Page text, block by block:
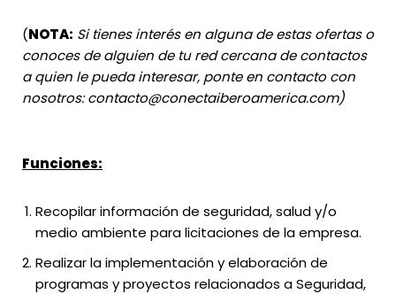
(NOTA: Si tienes interés en alguna de estas ofertas o
conoces de alguien de tu red cercana de contactos
a quien le pueda interesar, ponte en contacto con
nosotros:contacto@conectaiberoamerica.com)
Funciones:
Recopilar información de seguridad, salud y/o
medio ambiente para licitaciones de la empresa.
Realizar la implementación y elaboración de
programas y proyectos relacionados a Seguridad,